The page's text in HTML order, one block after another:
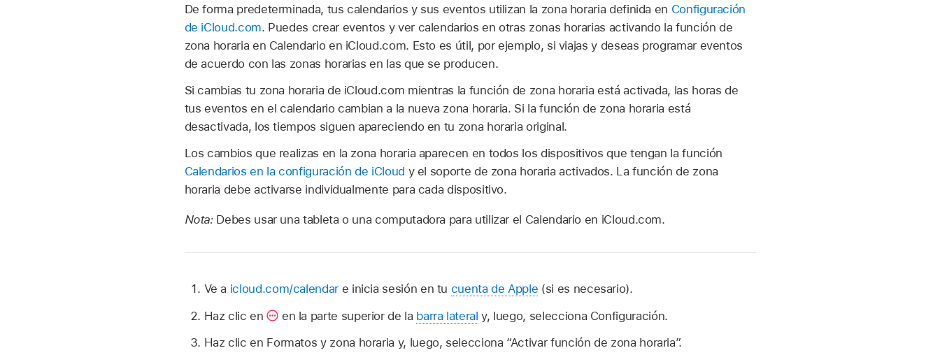
De forma predeterminada, tus calendarios y sus eventos utilizan la zona horaria definida en Configuración
de iCloud.com. Puedes crear eventos y ver calendarios en otras zonas horarias activando la función de
zona horaria en Calendario en iCloud.com. Esto es útil, por ejemplo, si viajas y deseas programar eventos
de acuerdo con las zonas horarias en las que se producen.
Si cambias tu zona horaria de iCloud.com mientras la función de zona horaria está activada, las horas de
tus eventos en el calendario cambian a la nueva zona horaria. Si la función de zona horaria está
desactivada, los tiempos siguen apareciendo en tu zona horaria original.
Los cambios que realizas en la zona horaria aparecen en todos los dispositivos que tengan la función
Calendarios en la configuración de iCloud y el soporte de zona horaria activados. La función de zona
horaria debe activarse individualmente para cada dispositivo.
Nota: Debes usar una tableta o una computadora para utilizar el Calendario en iCloud.com.
Ve a icloud.com/calendare inicia sesión en tu cuenta de Apple (si es necesario).
Haz clic en
en la parte superior de la barra lateral y, luego, selecciona Configuración.
Haz clic en Formatos y zona horaria y, luego, selecciona “Activar función de zona horaria”.